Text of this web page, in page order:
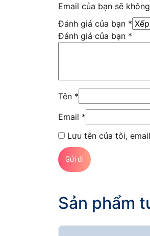
Email của bạn sẽ
Đánh giá của bạn *
Đánh giá của bạn *
Tên *
Email *
Lưu tên của tôi,
Sản phẩm